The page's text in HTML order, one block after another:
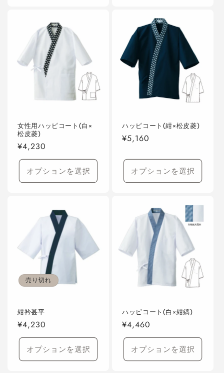
女性用ハッピコート(白×
松皮菱)
通
常
格
¥4,230
オプションを選択
ハッピコート(紺×松皮菱)
通
価
¥5,160
オプションを選択
売り切れ
紺衿甚平
通
常
格
¥4,230
オプションを選択
ハッピコート(白×紺縞)
通
常
格
¥4,460
オプションを選択